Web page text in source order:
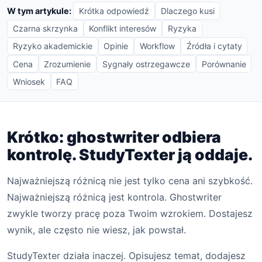
W tym artykule: Krótka odpowiedź
Dlaczego kusi
Czarna skrzynka
Konflikt interesów
Ryzyka
Ryzyko akademickie
Opinie Workflow
Źródła i cytaty
Cena
Zrozumienie Sygnały ostrzegawcze
Porównanie
Wniosek
FAQ
Krótko: ghostwriter odbiera
kontrolę. StudyTexter ją oddaje.
Najważniejszą różnicą nie jest tylko cena ani szybkość.
Najważniejszą różnicą jest kontrola. Ghostwriter
zwykle tworzy pracę poza Twoim wzrokiem. Dostajesz
wynik, ale często nie wiesz, jak powstał.
StudyTexter działa inaczej. Opisujesz temat, dodajesz